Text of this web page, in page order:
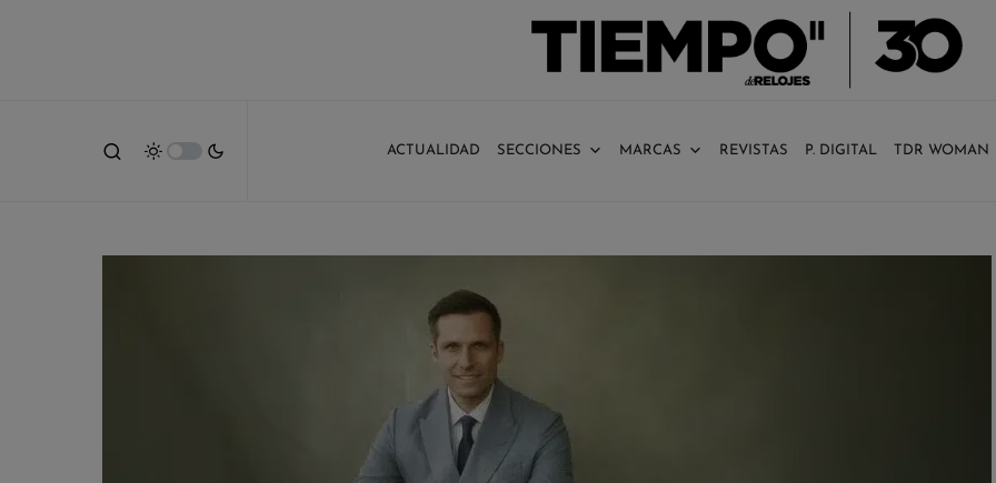
ACTUALIDAD SECCIONES MARCAS REVISTAS P. DIGITAL TDR WOMAN